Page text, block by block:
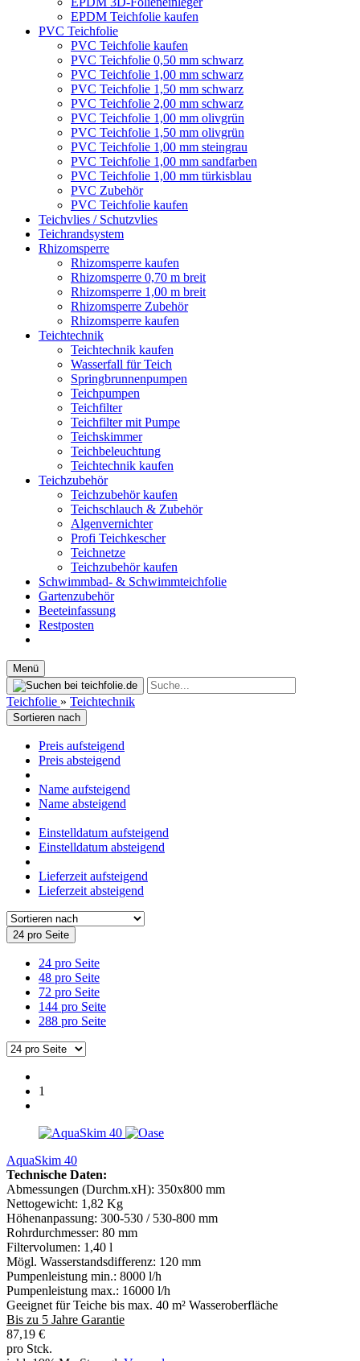
EPDM Teichfolie kaufen
PVC Teichfolie
PVC Teichfolie kaufen
PVC Teichfolie 0,50 mm schwarz
PVC Teichfolie 1,00 mm schwarz
PVC Teichfolie 1,50 mm schwarz
PVC Teichfolie 2,00 mm schwarz
PVC Teichfolie 1,00 mm olivgrün
PVC Teichfolie 1,50 mm olivgrün
PVC Teichfolie 1,00 mm steingrau
PVC Teichfolie 1,00 mm sandfarben
PVC Teichfolie 1,00 mm türkisblau
PVC Zubehör
PVC Teichfolie kaufen
Teichvlies / Schutzvlies
Teichrandsystem
Rhizomsperre
Rhizomsperre kaufen
Rhizomsperre 0,70 m breit
Rhizomsperre 1,00 m breit
Rhizomsperre Zubehör
Rhizomsperre kaufen
Teichtechnik
Teichtechnik kaufen
Wasserfall für Teich
Springbrunnenpumpen
Teichpumpen
Teichfilter
Teichfilter mit Pumpe
Teichskimmer
Teichbeleuchtung
Teichtechnik kaufen
Teichzubehör
Teichzubehör kaufen
Teichschlauch & Zubehör
Algenvernichter
Profi Teichkescher
Teichnetze
Teichzubehör kaufen
Schwimmbad- & Schwimmteichfolie
Gartenzubehör
Beeteinfassung
Restposten
Menü
Teichfolie » Teichtechnik
Sortieren nach
Preis aufsteigend
Preis absteigend
Name aufsteigend
Name absteigend
Einstelldatum aufsteigend
Einstelldatum absteigend
Lieferzeit aufsteigend
Lieferzeit absteigend
24 pro Seite
24 pro Seite
48 pro Seite
72 pro Seite
144 pro Seite
288 pro Seite
1
AquaSkim 40
Technische Daten:
Abmessungen (Durchm.xH): 350x800 mm
Nettogewicht: 1,82 Kg
Höhenanpassung: 300-530 / 530-800 mm
Rohrdurchmesser: 80 mm
Filtervolumen: 1,40 l
Mögl. Wasserstandsdifferenz: 120 mm
Pumpenleistung min.: 8000 l/h
Pumpenleistung max.: 16000 l/h
Geeignet für Teiche bis max. 40 m² Wasseroberfläche
Bis zu 5 Jahre Garantie
87,19 €
pro Stck.